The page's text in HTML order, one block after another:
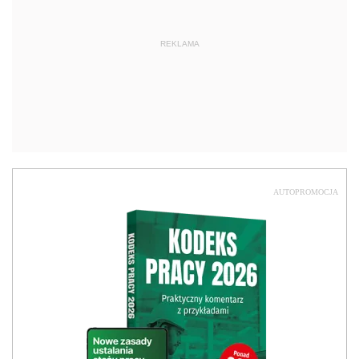
REKLAMA
AUTOPROMOCJA